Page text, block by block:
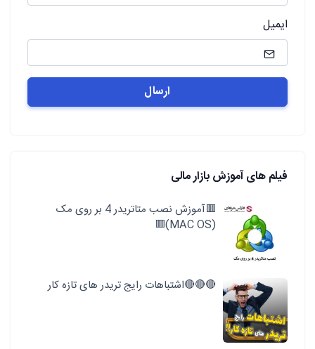
ایمیل
فیلم های آموزش بازار مالی
🟥آموزش نصب متاتریدر 4 بر روی مک
(MAC OS)🟥
🔴🔴🔴اشتباهات رایج تریدر های تازه کار